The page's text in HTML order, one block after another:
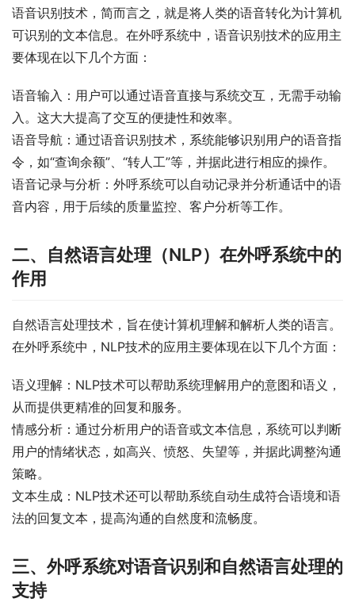
语音识别技术，简而言之，就是将人类的语音转化为计算机
可识别的文本信息。在外呼系统中，语音识别技术的应用主
要体现在以下几个方面：
语音输入：用户可以通过语音直接与系统交互，无需手动输
入。这大大提高了交互的便捷性和效率。
语音导航：通过语音识别技术，系统能够识别用户的语音指
令，如“查询余额”、“转人工”等，并据此进行相应的操作。
语音记录与分析：外呼系统可以自动记录并分析通话中的语
音内容，用于后续的质量监控、客户分析等工作。
二、自然语言处理（NLP）在外呼系统中的
作用
自然语言处理技术，旨在使计算机理解和解析人类的语言。
在外呼系统中，NLP技术的应用主要体现在以下几个方面：
语义理解：NLP技术可以帮助系统理解用户的意图和语义，
从而提供更精准的回复和服务。
情感分析：通过分析用户的语音或文本信息，系统可以判断
用户的情绪状态，如高兴、愤怒、失望等，并据此调整沟通
策略。
文本生成：NLP技术还可以帮助系统自动生成符合语境和语
法的回复文本，提高沟通的自然度和流畅度。
三、外呼系统对语音识别和自然语言处理的
支持